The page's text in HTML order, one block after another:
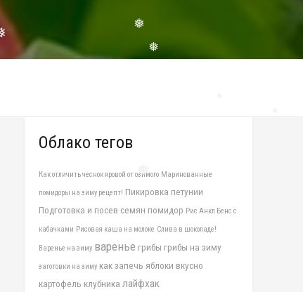
❅
Облако тегов
Как отличить чеснок яровой от озимого Маринованные
помидоры на зиму рецепт! Пикировка петунии
Подготовка и посев семян помидор Рис Анкл Бенс с
кабачками Рисовая каша на молоке Слива в шоколаде!
Варенье на зиму варенье грибы грибы на зиму
заготовки на зиму как запечь яблоки вкусно
картофель клубника лайфхак